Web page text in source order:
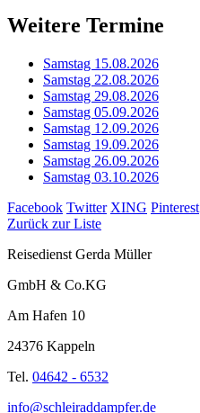
Weitere Termine
Samstag 15.08.2026
Samstag 22.08.2026
Samstag 29.08.2026
Samstag 05.09.2026
Samstag 12.09.2026
Samstag 19.09.2026
Samstag 26.09.2026
Samstag 03.10.2026
Facebook Twitter XING Pinterest
Zurück zur Liste
Reisedienst Gerda Müller
GmbH & Co.KG
Am Hafen 10
24376 Kappeln
Tel. 04642 - 6532
info@schleiraddampfer.de